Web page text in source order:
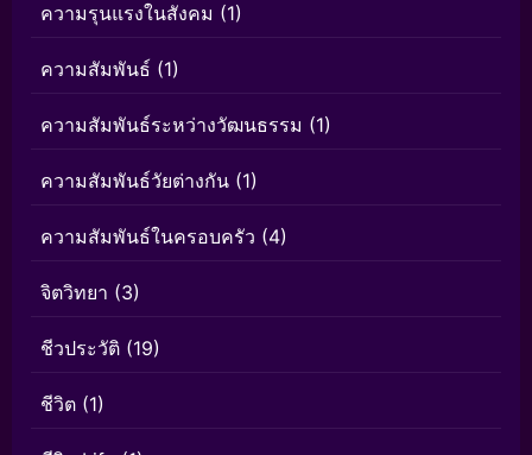
ความรุนแรงในสังคม (1)
ความสัมพันธ์ (1)
ความสัมพันธ์ระหว่างวัฒนธรรม (1)
ความสัมพันธ์วัยต่างกัน (1)
ความสัมพันธ์ในครอบครัว (4)
จิตวิทยา (3)
ชีวประวัติ (19)
ชีวิต (1)